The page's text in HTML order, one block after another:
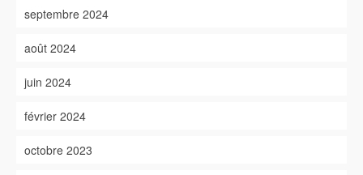
septembre 2024
août 2024
juin 2024
février 2024
octobre 2023